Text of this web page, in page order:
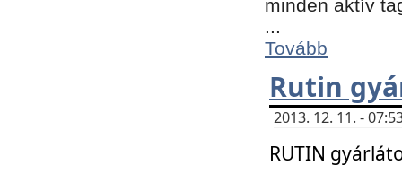
minden aktív
...
Tovább
Rutin
2013. 12. 11. -
RUTIN